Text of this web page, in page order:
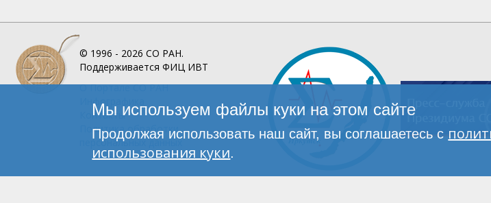
© 1996 - 2026 СО РАН.
Поддерживается ФИЦ ИВТ
О ПорталеСО РАН
Инфографика
Контакты
Политика обработки
персональных данных
Мы используем файлы куки на этом сайте
Продолжая использовать наш сайт, вы соглашаетесь с
использования куки.